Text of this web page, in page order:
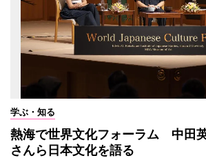
学ぶ・知る
熱海で世界文化フォーラム 中田
さんら日本文化を語る